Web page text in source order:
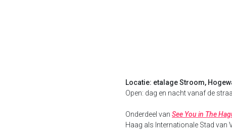
Locatie: etalage Stroom,
Open: dag en nacht vanaf de
Onderdeel van See You in The
Haag als Internationale Stad van